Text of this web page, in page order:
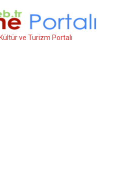
ve Turizm Portalı